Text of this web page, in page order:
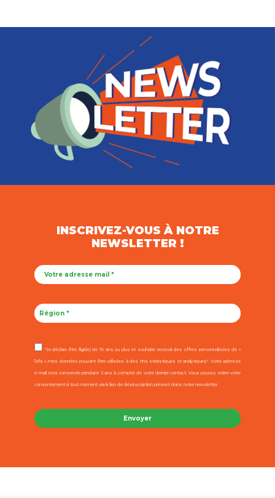
INSCRIVEZ-VOUS À NOTRE
NEWSLETTER !
"Je déclare être âgé(e) de 16 ans ou plus et souhaite recevoir des offres personnalisées de «
l’afa », mes données pouvant être utilisées à des fins statistiques et analytiques". Votre adresse
e-mail sera conservée pendant 3 ans à compter de votre dernier contact. Vous pouvez retirer votre
consentement à tout moment via le lien de désinscription présent dans notre newsletter.